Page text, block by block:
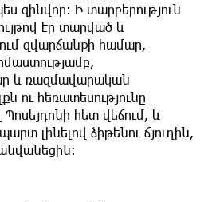
զինվոր: Ի տարբերություն
էր տարված և
զվարճանքի համար,
և ռազմավարական
ու հեռատեսությունը
հետ վեճում, և
լինելով ձիթենու ճյուղին,